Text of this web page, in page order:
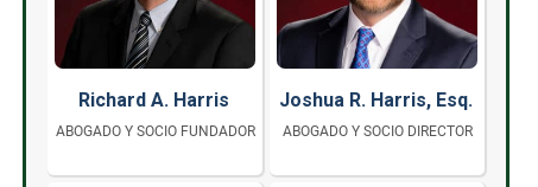
Richard A. Harris
ABOGADO Y SOCIO FUNDADOR
Joshua R. Harris, Esq.
ABOGADO Y SOCIO DIRECTOR